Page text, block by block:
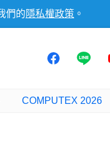
們的 隱私權政策 。
COMPUTEX 2026